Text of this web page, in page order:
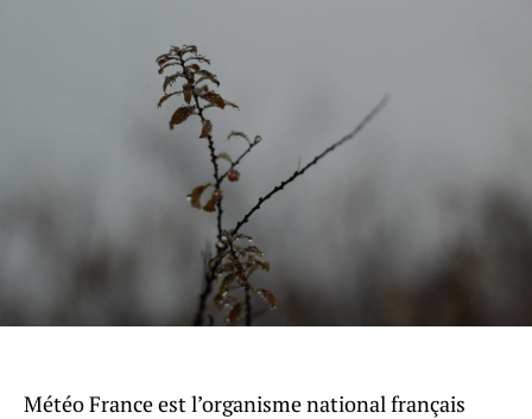
Météo France est l’organisme national français